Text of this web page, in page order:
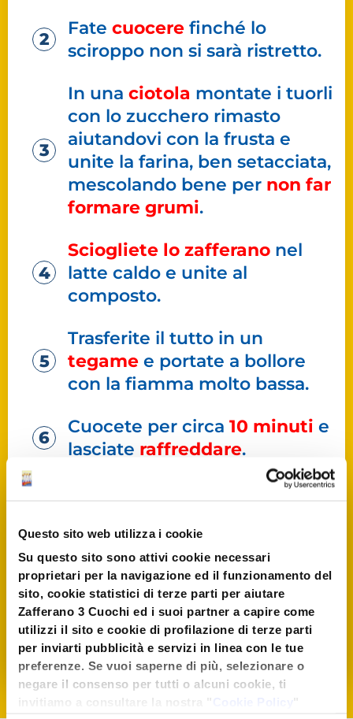
Questo sito web utilizza i cookie
Su questo sito sono attivi cookie necessari
proprietari per la navigazione ed il funzionamento del
sito, cookie statistici di terze parti per aiutare
Zafferano 3 Cuochi ed i suoi partner a capire come
utilizzi il sito e cookie di profilazione di terze parti
per inviarti pubblicità e servizi in linea con le tue
preferenze. Se vuoi saperne di più, selezionare o
negare il consenso per tutti o alcuni cookie, ti
invitiamo a consultare la nostra "
"
Fate cuocere finché lo
sciroppo non si sarà ristretto.
In una ciotola montate i tuorli
con lo zucchero rimasto
aiutandovi con la frusta e
unite la farina, ben setacciata,
mescolando bene per non far
formare grumi.
Sciogliete lo zafferano nel
latte caldo e unite al
composto.
Trasferite il tutto in un
tegame e portate a bollore
con la fiamma molto bassa.
Cuocete per circa 10 minuti e
lasciate raffreddare.
Unite lo sciroppo d’aranciae
coppette, infine lasciate le
coppe a riposare in frigo.
Servitefreddoguarnendo con
fragole e more.